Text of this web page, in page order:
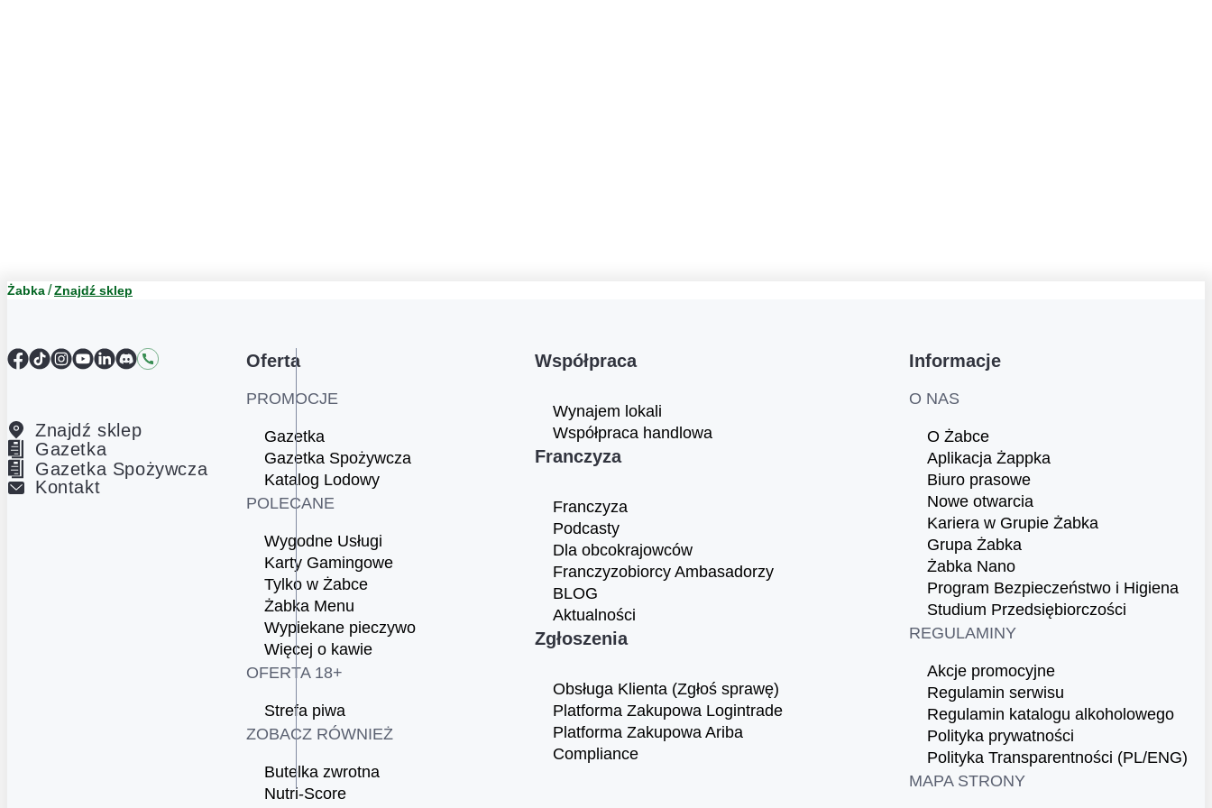
Żabka Znajdź sklep
Facebook
TikTokInstagram
YouTube
LinkedIn
DiscordKontakt
Znajdź sklep
Gazetka
Gazetka Spożywcza
Kontakt
Oferta
PROMOCJE
Gazetka
Gazetka Spożywcza
Katalog Lodowy
POLECANE
Wygodne Usługi
Karty Gamingowe
Tylko w Żabce
Żabka Menu
Wypiekane pieczywo
Więcej o kawie
OFERTA 18+
Strefa piwa
ZOBACZ RÓWNIEŻ
Butelka zwrotna
Nutri-Score
Współpraca
Wynajem lokali
Współpraca handlowa
Franczyza
Franczyza
Podcasty
Dla obcokrajowców
Franczyzobiorcy Ambasadorzy
BLOG
Aktualności
Zgłoszenia
Obsługa Klienta (Zgłoś sprawę)
Platforma Zakupowa Logintrade
Platforma Zakupowa Ariba
Compliance
Informacje
O NAS
O Żabce
Aplikacja Żappka
Biuro prasowe
Nowe otwarcia
Kariera w Grupie Żabka
Grupa Żabka
Żabka Nano
Program Bezpieczeństwo i Higiena
Studium Przedsiębiorczości
REGULAMINY
Akcje promocyjne
Regulamin serwisu
Regulamin katalogu alkoholowego
Polityka prywatności
Polityka Transparentności (PL/ENG)
MAPA STRONY